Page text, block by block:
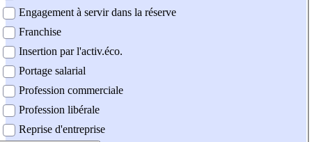
Engagement à servir dans la réserve
Franchise
Insertion par l'activ.éco.
Portage salarial
Profession commerciale
Profession libérale
Reprise d'entreprise